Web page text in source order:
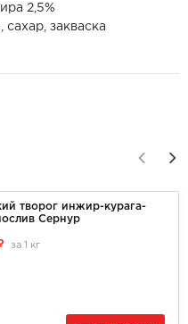
2,5%
закваска
творог инжир-курага-
Сернур
за 1 кг